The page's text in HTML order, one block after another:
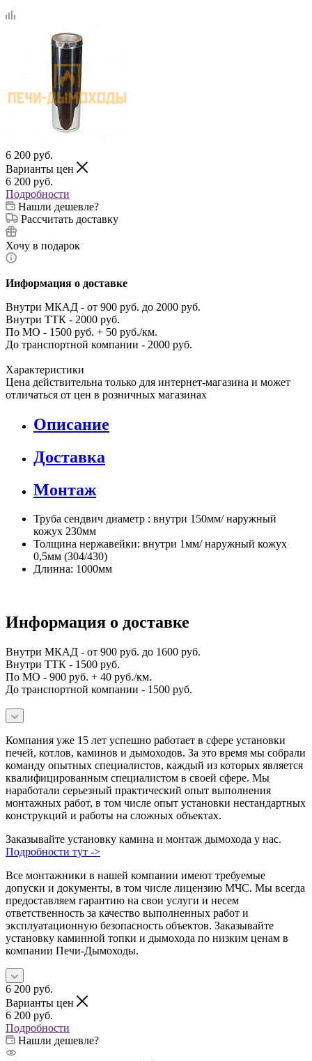
6 200 руб.
Варианты цен
6 200 руб.
Подробности
Нашли дешевле?
Рассчитать доставку
Хочу в подарок
Информация о доставке
Внутри МКАД - от 900 руб. до 2000 руб.
Внутри ТТК - 2000 руб.
По МО - 1500 руб. + 50 руб./км.
До транспортной компании - 2000 руб.
Характеристики
Цена действительна только для интернет-магазина и может
отличаться от цен в розничных магазинах
Описание
Доставка
Монтаж
Труба сендвич диаметр : внутри 150мм/ наружный
кожух 230мм
Толщина нержавейки: внутри 1мм/ наружный кожух
0,5мм (304/430)
Длинна: 1000мм
Информация о доставке
Внутри МКАД - от 900 руб. до 1600 руб.
Внутри ТТК - 1500 руб.
По МО - 900 руб. + 40 руб./км.
До транспортной компании - 1500 руб.
Компания уже 15 лет успешно работает в сфере установки
печей, котлов, каминов и дымоходов. За это время мы собрали
команду опытных специалистов, каждый из которых является
квалифицированным специалистом в своей сфере. Мы
наработали серьезный практический опыт выполнения
монтажных работ, в том числе опыт установки нестандартных
конструкций и работы на сложных объектах.
Заказывайте установку камина и монтаж дымохода у нас.
Подробности тут ->
Все монтажники в нашей компании имеют требуемые
допуски и документы, в том числе лицензию МЧС. Мы всегда
предоставляем гарантию на свои услуги и несем
ответственность за качество выполненных работ и
эксплуатационную безопасность объектов. Заказывайте
установку каминной топки и дымохода по низким ценам в
компании Печи-Дымоходы.
6 200 руб.
Варианты цен
6 200 руб.
Подробности
Нашли дешевле?